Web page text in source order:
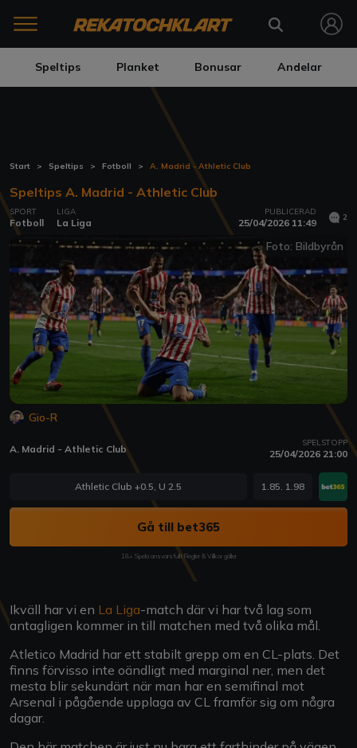
Speltips Planket Bonusar Andelar
Start Speltips Fotboll A. Madrid - Athletic Club
Speltips A. Madrid - Athletic Club
SPORT
Fotboll
LIGA
La Liga
PUBLICERAD
25/04/2026 11:49 2
Foto: Bildbyrån
Gio-R
A. Madrid - Athletic Club SPELSTOPP
25/04/2026 21:00
Athletic Club +0.5, U 2.5 1.85. 1.98
Gå till bet365
18+ Spela ansvarsfullt Regler & Villkor gäller
Ikväll har vi en La Liga-match där vi har två lag som
antagligen kommer in till matchen med två olika mål.
Atletico Madrid har ett stabilt grepp om en CL-plats. Det
finns förvisso inte oändligt med marginal ner, men det
mesta blir sekundärt när man har en semifinal mot
Arsenal i pågående upplaga av CL framför sig om några
dagar.